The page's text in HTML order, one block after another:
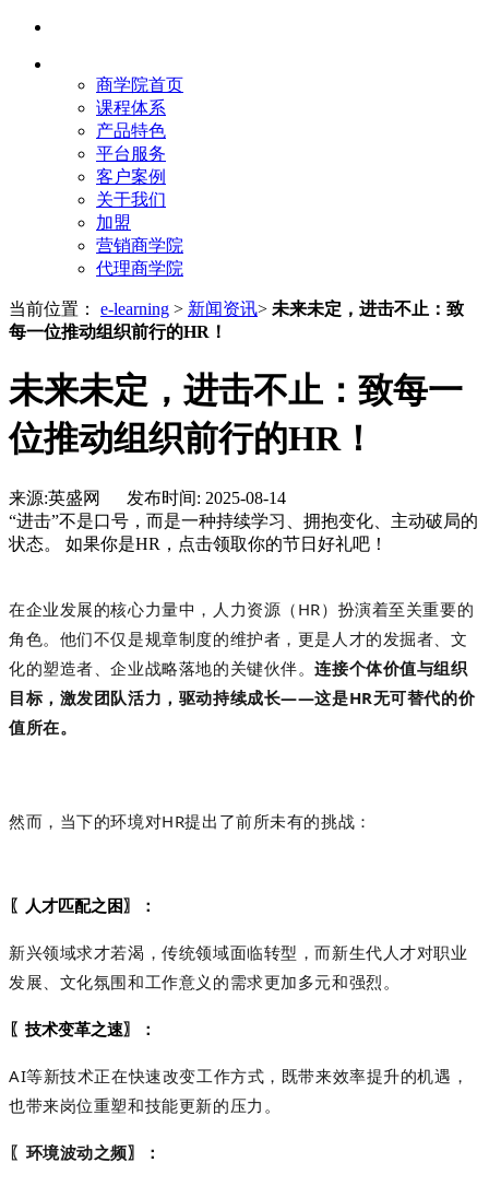
商学院首页
课程体系
产品特色
平台服务
客户案例
关于我们
加盟
营销商学院
代理商学院
当前位置： e-learning > 新闻资讯> 未来未定，进击不止：致
每一位推动组织前行的HR！
未来未定，进击不止：致每一
位推动组织前行的HR！
来源:英盛网 发布时间: 2025-08-14
“进击”不是口号，而是一种持续学习、拥抱变化、主动破局的
状态。 如果你是HR，点击领取你的节日好礼吧！
在企业发展的核心力量中，人力资源（ HR）扮演着至关重要的
角色。 他们不仅是规章制度的维护者，更是人才的发掘者、文
化的塑造者、企业战略落地的关键伙伴。连接个体价值与组织
目标，激发团队活力，驱动持续成长——这是HR无可替代的价
值所在。
然而，当下的环境对HR提出了前所未有的挑战：
〖人才匹配之困〗 ：
新兴领域求才若渴，传统领域面临转型，而新生代人才对职业
发展、文化氛围和工作意义的需求更加多元和强烈。
〖技术变革之速〗 ：
AI等新技术正在快速改变工作方式，既带来效率提升的机遇，
也带来岗位重塑和技能更新的压力。
〖环境波动之频〗 ：